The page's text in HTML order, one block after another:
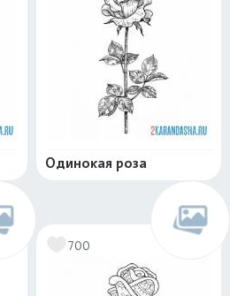
Одинокая роза
700